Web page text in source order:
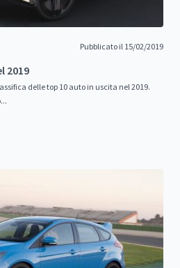
Pubblicato il 15/02/2019
2019
delle top 10 auto in uscita nel 2019.